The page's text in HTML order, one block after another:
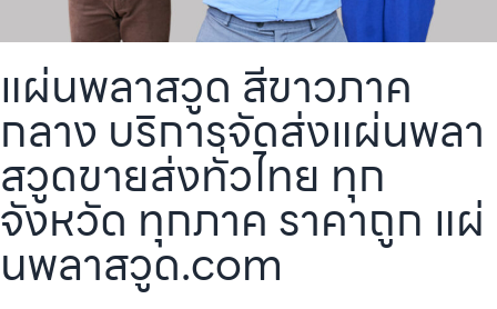
แผ่นพลาสวูด สีขาวภาค
กลาง บริการจัดส่งแผ่นพลา
สวูดขายส่งทั่วไทย ทุก
จังหวัด ทุกภาค ราคาถูก แผ่
นพลาสวูด.com